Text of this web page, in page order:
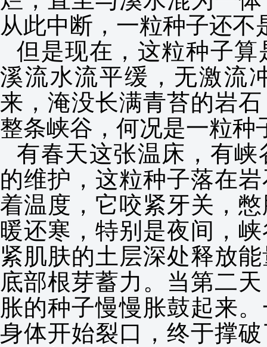
从此中断，一粒种子还
但是现在，这粒种子
溪流水流平缓，无激流
来，淹没长满青苔的岩
整条峡谷，何况是一粒种
有春天这张温床，有
的维护，这粒种子落在
着温度，它咬紧牙关，
暖还寒，特别是夜间，
紧肌肤的土层深处释放
底部根芽蓄力。当第二
胀的种子慢慢胀鼓起来
身体开始裂口，终于撑